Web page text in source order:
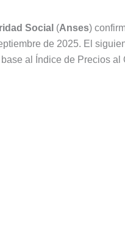
Social (Anses)
de 2025. El
al Índice de Precios